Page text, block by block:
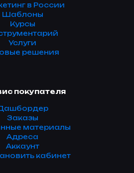
в России
Шаблоны
Курсы
Услуги
решения
покупателя
Заказы
материалы
Адреса
Аккаунт
кабинет